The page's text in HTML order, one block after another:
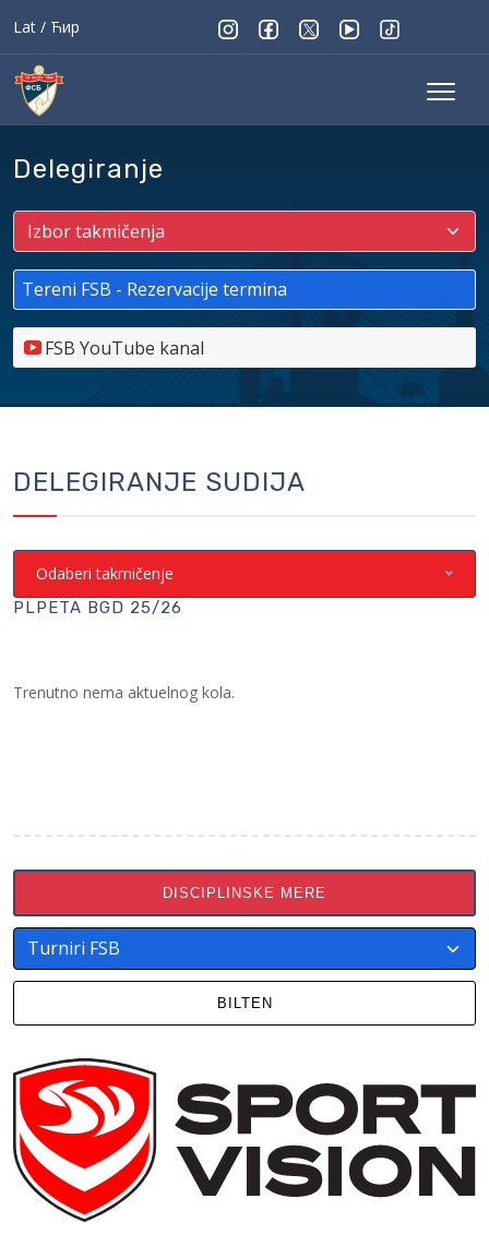
Lat / Ћир
Delegiranje
Tereni FSB - Rezervacije termina
FSB YouTube kanal
DELEGIRANJE SUDIJA
Odaberi takmičenje
PLPETA BGD 25/26
Trenutno nema aktuelnog kola.
DISCIPLINSKE MERE
BILTEN